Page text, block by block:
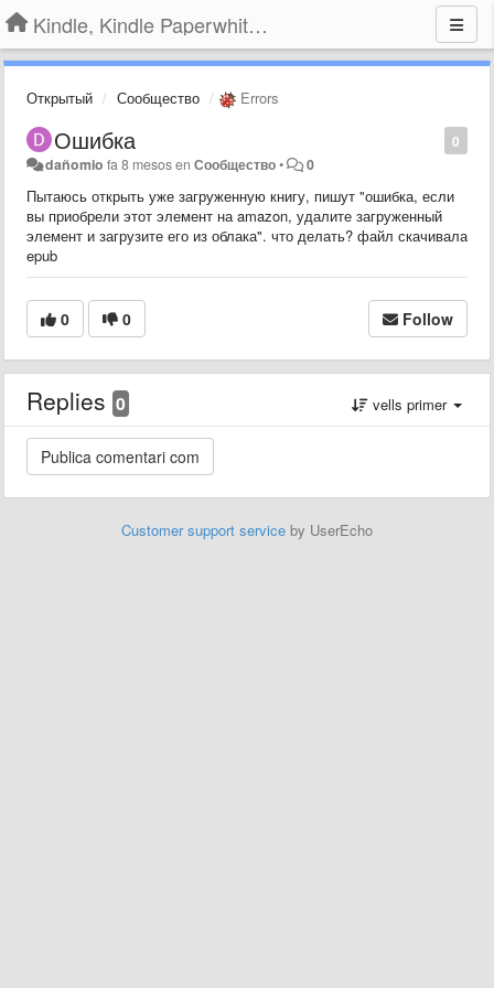
Kindle, Kindle Paperwhite, Kindle Voyage
Открытый Сообщество Errors
0
Ошибка
dañomio fa 8 mesosenСообщество• 0
Пытаюсь открыть уже загруженную книгу, пишут "ошибка, если
вы приобрели этот элемент на amazon, удалите загруженный
элемент и загрузите его из облака". что делать? файл скачивала
epub
0 0 Follow
Replies 0 vells primer
Customer support service by UserEcho